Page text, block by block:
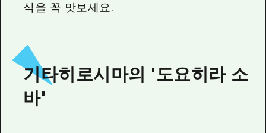
식을 꼭 맛보세요.
기타히로시마의 '도요히라 소
바'